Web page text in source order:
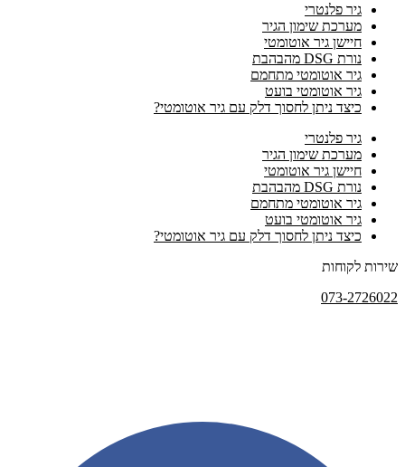
גיר פלנטרי
מערכת שימון הגיר
חיישן גיר אוטומטי
נורת DSG מהבהבת
גיר אוטומטי מתחמם
גיר אוטומטי בועט
כיצד ניתן לחסוך דלק עם גיר אוטומטי?
גיר פלנטרי
מערכת שימון הגיר
חיישן גיר אוטומטי
נורת DSG מהבהבת
גיר אוטומטי מתחמם
גיר אוטומטי בועט
כיצד ניתן לחסוך דלק עם גיר אוטומטי?
שירות לקוחות
073-2726022